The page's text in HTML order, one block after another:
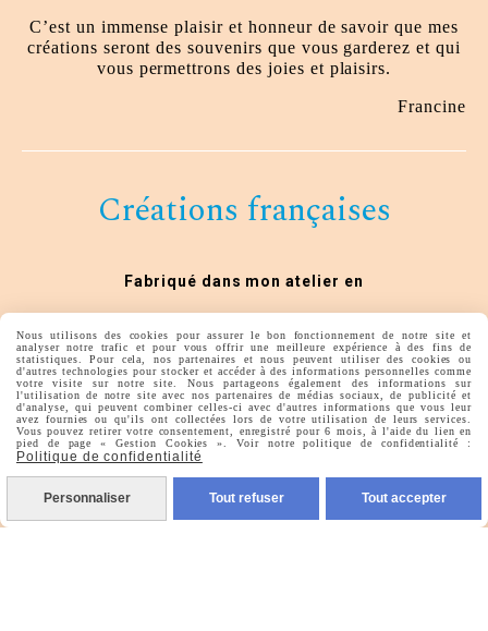
C’est un immense plaisir et honneur de savoir que mes
créations seront des souvenirs que vous garderez et qui
vous permettrons des joies et plaisirs.
Francine
Créations françaises
Fabriqué dans mon atelier en
lesideesdelys
Nous utilisons des cookies pour assurer le bon fonctionnement de notre site et
analyser notre trafic et pour vous offrir une meilleure expérience à des fins de
statistiques. Pour cela, nos partenaires et nous peuvent utiliser des cookies ou
d'autres technologies pour stocker et accéder à des informations personnelles comme
votre visite sur notre site. Nous partageons également des informations sur
l'utilisation de notre site avec nos partenaires de médias sociaux, de publicité et
d'analyse, qui peuvent combiner celles-ci avec d'autres informations que vous leur
avez fournies ou qu'ils ont collectées lors de votre utilisation de leurs services.
Vous pouvez retirer votre consentement, enregistré pour 6 mois, à l'aide du lien en
pied de page « Gestion Cookies ». Voir notre politique de confidentialité :
Politique de confidentialité
Personnaliser Tout refuser Tout accepter